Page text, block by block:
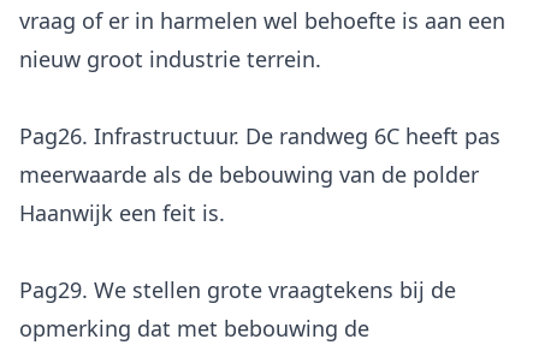
vraag of er in harmelen wel behoefte is aan een
nieuw groot industrie terrein.
Pag26. Infrastructuur. De randweg 6C heeft pas
meerwaarde als de bebouwing van de polder
Haanwijk een feit is.
Pag29. We stellen grote vraagtekens bij de
opmerking dat met bebouwing de